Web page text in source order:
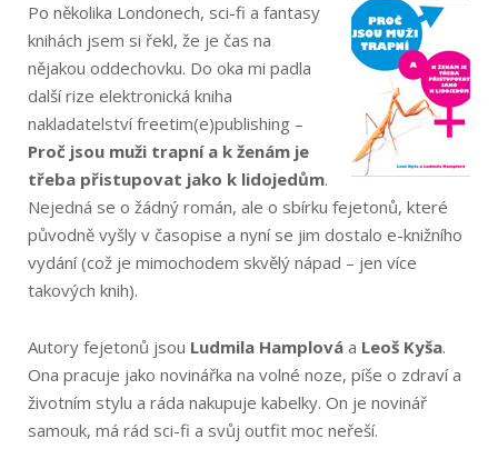
Po několika Londonech, sci-fi a fantasy
knihách jsem si řekl, že je čas na
nějakou oddechovku. Do oka mi padla
další rize elektronická kniha
nakladatelství freetim(e)publishing –
Proč jsou muži trapní a k ženám je
třeba přistupovat jako k lidojedům.
Nejedná se o žádný román, ale o sbírku fejetonů, které
původně vyšly v časopise a nyní se jim dostalo e-knižního
vydání (což je mimochodem skvělý nápad – jen více
takových knih).
Autory fejetonů jsou Ludmila Hamplová a Leoš Kyša.
Ona pracuje jako novinářka na volné noze, píše o zdraví a
životním stylu a ráda nakupuje kabelky. On je novinář
samouk, má rád sci-fi a svůj outfit moc neřeší.